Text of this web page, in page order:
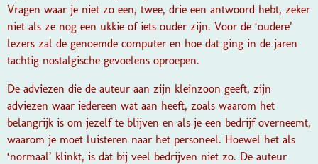
Vragen waar je niet zo een, twee, drie een antwoord hebt, zeker
niet als ze nog een ukkie of iets ouder zijn. Voor de ‘oudere’
lezers zal de genoemde computer en hoe dat ging in de jaren
tachtig nostalgische gevoelens oproepen.
De adviezen die de auteur aan zijn kleinzoon geeft, zijn
adviezen waar iedereen wat aan heeft, zoals waarom het
belangrijk is om jezelf te blijven en als je een bedrijf overneemt,
waarom je moet luisteren naar het personeel. Hoewel het als
‘normaal’ klinkt, is dat bij veel bedrijven niet zo. De auteur